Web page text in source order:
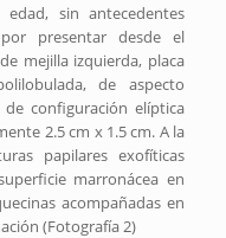
sin antecedentes
presentar desde el
mejilla izquierda, placa
de aspecto
configuración elíptica
2.5 cm x 1.5 cm. A la
papilares exofíticas
marronácea en
acompañadas en
(Fotografía 2)